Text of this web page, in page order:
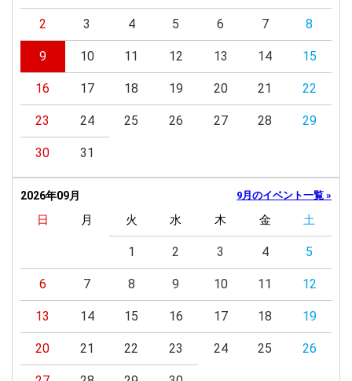
2 3 4 5 6 7 8
9 10 11 12 13 14 15
16 17 18 19 20 21 22
23 24 25 26 27 28 29
30 31
2026年09月 9月のイベント一覧 »
日 月 火 水 木 金 土
1 2 3 4 5
6 7 8 9 10 11 12
13 14 15 16 17 18 19
20 21 22 23 24 25 26